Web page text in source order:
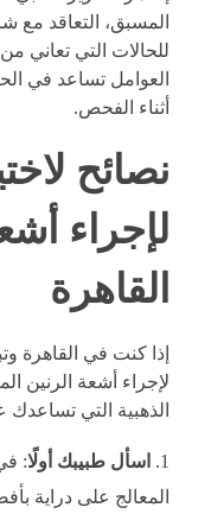
المسبق، التعاقد مع
للحالات التي تعاني
العوامل تساعد في
أثناء الفحص.
نصائح
لإجراء
القاهرة
إذا كنت في
لإجراء أشعة الرنين
الذهبية التي تساعدك
اسأل طبيبك أولًا:
المعالج على دراية